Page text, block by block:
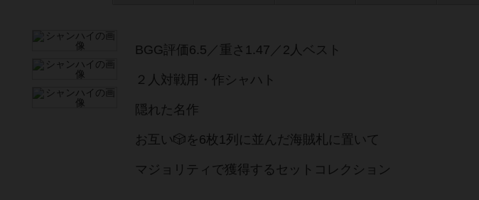
BGG評価6.5／重さ1.47／2人ベスト
２人対戦用・作シャハト
隠れた名作
お互い🎲を6枚1列に並んだ海賊札に置いて
マジョリティで獲得するセットコレクション